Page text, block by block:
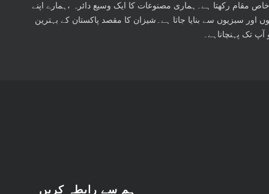
مقام رکھتا ہے۔ہماری مصنوعات کا ایک وسیع دائرہ ،ہمارے اپنے
اور سبزیوں سے بنایا جاتا ہے۔شیزان کا مقصد پاکستان کے بہترین
تک پہنچاناہے۔
ہم سے رابطہ کریں